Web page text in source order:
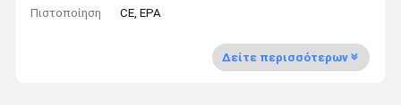
Πιστοποίηση CE, EPA
Δείτε περισσότερων